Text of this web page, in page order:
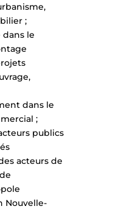
;
dans le
dans le
;
publics
acteurs de
Nouvelle-